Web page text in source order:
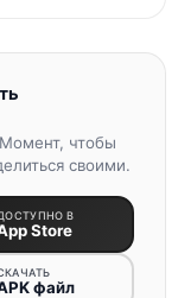
чтобы
своими.
В
Store
файл